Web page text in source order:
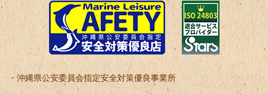
沖縄県公安委員会指定安全対策優良事業所